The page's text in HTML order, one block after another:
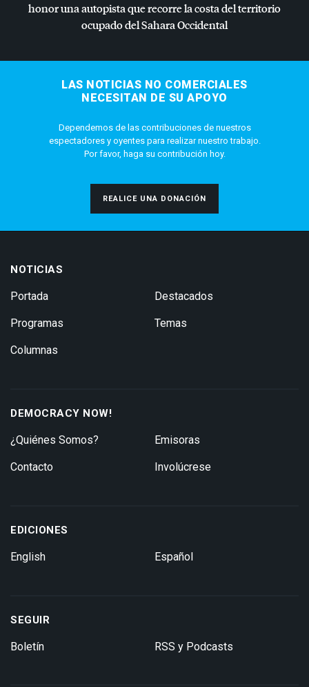
honor una autopista que recorre la costa del territorio
ocupado del Sahara Occidental
LAS NOTICIAS NO COMERCIALES
NECESITAN DE SU APOYO
Dependemos de las contribuciones de nuestros
espectadores y oyentes para realizar nuestro trabajo.
Por favor, haga su contribución hoy.
REALICE UNA DONACIÓN
NOTICIAS
Portada
Programas
Columnas
Destacados
Temas
DEMOCRACY NOW!
¿Quiénes Somos?
Contacto
Emisoras
Involúcrese
EDICIONES
English Español
SEGUIR
Boletín RSS y Podcasts